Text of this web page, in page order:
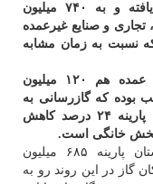
پارسال، ۵۵ میلیون مترمکعب افزایش یافته و به ۷۴۰ میلیون
و صنایع غیرعمده
بود که نسبت به زمان مشابه
مصرف صنایع عمده هم ۱۲۰ میلیون
میلیون مترمکعب بوده که گازرسانی به
نیروگاه های کشور نسبت به زمان مشابه پارینه ۲۴ درصد کاهش
بخش خانگی است.
مصرف گاز طبیعی در اولین روز زمستان پارینه ۶۸۵ میلیون
گاز در این روند رو به